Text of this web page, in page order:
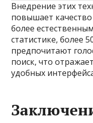
Внедрение этих
повышает качество
более
статистике, более
предпочитают
поиск, что
удобных